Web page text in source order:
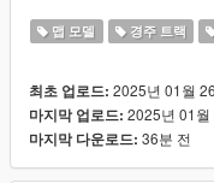
dlcpacks:/p8g_props/
Dont Forget to install
맵 모델 경주 트랙
최초 업로드: 2025년 01월
마지막 업로드: 2025년 01월
마지막 다운로드: 36분 전